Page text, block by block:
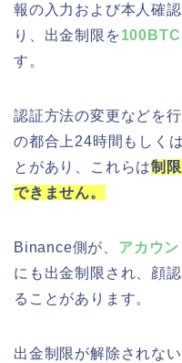
報の入力および本人確
り、出金制限を100BTC
す。
認証方法の変更などを
の都合上24時間もしく
とがあり、これらは制
できません。
Binance側が、 アカウ
にも出金制限され、顔
ることがあります。
出金制限が解除されない